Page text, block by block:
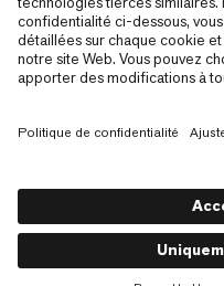
Sitemap
Cookies
Mentions Légales
Politique de confidentialité des
Conditions d'utilisation